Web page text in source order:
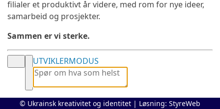
filialer et produktivt år videre, med rom for nye ideer,
samarbeid og prosjekter.
Sammen er vi sterke.
UTVIKLERMODUS
© Ukrainsk kreativitet og identitet | Løsning: StyreWeb